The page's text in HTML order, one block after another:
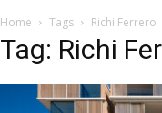
Home Tags Richi Ferrero
Tag: Richi